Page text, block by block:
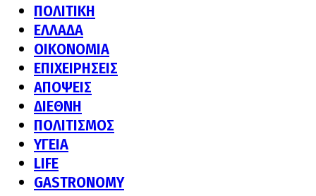
ΠΟΛΙΤΙΚΗ
ΕΛΛΑΔΑ
ΟΙΚΟΝΟΜΙΑ
ΕΠΙΧΕΙΡΗΣΕΙΣ
ΑΠΟΨΕΙΣ
ΔΙΕΘΝΗ
ΠΟΛΙΤΙΣΜΟΣ
ΥΓΕΙΑ
LIFE
GASTRONOMY